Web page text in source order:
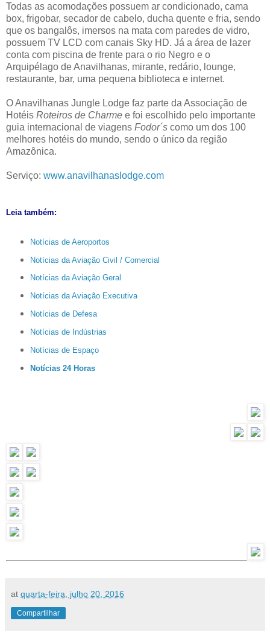
Todas as acomodações possuem ar condicionado, cama
box, frigobar, secador de cabelo, ducha quente e fria, sendo
que os bangalôs, imersos na mata com paredes de vidro,
possuem TV LCD com canais Sky HD. Já a área de lazer
conta com piscina de frente para o rio Negro e o
Arquipélago de Anavilhanas, mirante, redário, lounge,
restaurante, bar, uma pequena biblioteca e internet.
O Anavilhanas Jungle Lodge faz parte da Associação de
Hotéis Roteiros de Charme e foi escolhido pelo importante
guia internacional de viagens Fodor´s como um dos 100
melhores hotéis do mundo, sendo o único da região
Amazônica.
Serviço: www.anavilhanaslodge.com
Leia também:
Notícias de Aeroportos
Notícias da Aviação Civil / Comercial
Notícias da Aviação Geral
Notícias da Aviação Executiva
Notícias de Defesa
Notícias de Indústrias
Notícias de Espaço
Notícias 24 Horas
at quarta-feira, julho 20, 2016
Compartilhar